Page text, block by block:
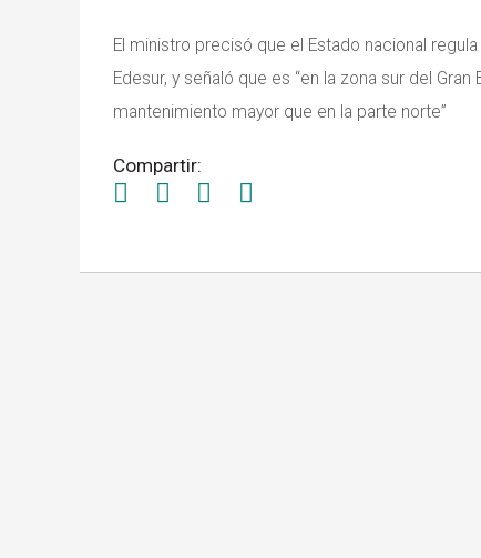
El ministro precisó que el Estado nacional
Edesur, y señaló que es “en la zona sur del
mantenimiento mayor que en la parte norte”
Compartir: